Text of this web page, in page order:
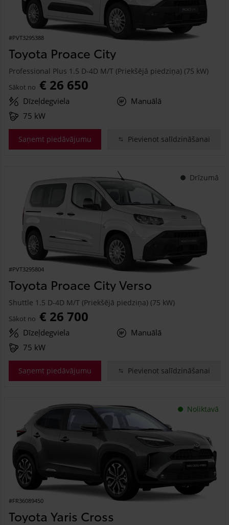
#PVT3295388
Toyota Proace City
Professional Plus 1.5 D-4D M/T (Priekšējā piedziņa) (75 kW)
Sākot no € 26 650
Dīzeļdegviela
Manuālā
75 kW
Saņemt piedāvājumu Pievienot salīdzināšanai
Drīzumā
#PVT3295804
Toyota Proace City Verso
Shuttle 1.5 D-4D M/T (Priekšējā piedziņa) (75 kW)
Sākot no € 26 700
Dīzeļdegviela
Manuālā
75 kW
Saņemt piedāvājumu Pievienot salīdzināšanai
Noliktavā
#FR36089450
Toyota Yaris Cross